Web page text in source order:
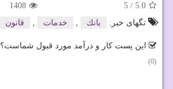
5.0
/
5
1408
تگهای خبر:
بانك خدمات قانون
این پست کار و درآمد مورد قبول شماست؟
(0)